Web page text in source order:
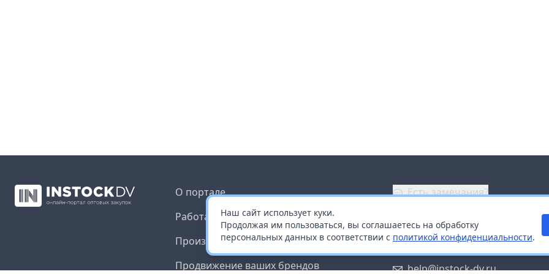
Наш сайт использует куки.
Продолжая им пользоваться, вы соглашаетесь на обработку
персональных данных в соответствии с политикой конфиденциальности.
О портале
Работа с платформой
Производителям и дистрибьюторам
Продвижение ваших брендов
Есть замечания?
Заказать звонок
help@instock-dv.ru